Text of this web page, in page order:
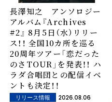
長澤知之 アンソロジー
アルバム『Archives
#2』 8月5日（水）リリー
ス！！ 全国10カ所を巡る
20周年ツアー「恋だった
のさTOUR」を発表！！ ハ
ラダ合唱団との配信イベ
ントも決定！！
リリース情報 2026.08.06